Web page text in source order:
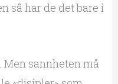
så har de det bare i
Men sannheten må